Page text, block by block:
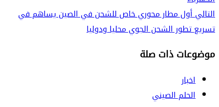
Reading
التاليأول مطار محوري خاص للشحن في الصين يساهم في
تسريع تطور الشحن الجوي محليا ودوليا
موضوعات ذات صلة
اخبار
الحلم الصيني